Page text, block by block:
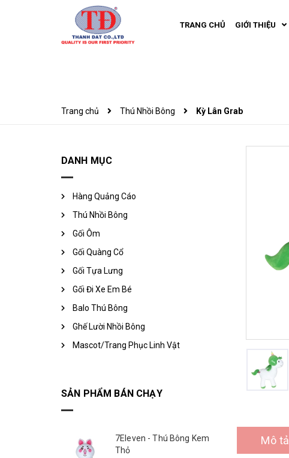
TRANG CHỦ GIỚI THIỆU
Trang chủ Thú Nhồi Bông Kỳ Lân Grab
Mô tả
DANH MỤC
Hàng Quảng Cáo
Thú Nhồi Bông
Gối Ôm
Gối Quàng Cổ
Gối Tựa Lưng
Gối Đi Xe Em Bé
Balo Thú Bông
Ghế Lười Nhồi Bông
Mascot/Trang Phục Linh Vật
SẢN PHẨM BÁN CHẠY
7Eleven - Thú Bông Kem
Thỏ